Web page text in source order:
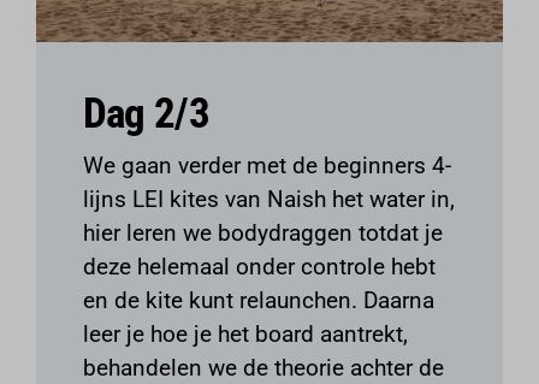
Dag 2/3
We gaan verder met de beginners 4-
lijns LEI kites van Naish het water in,
hier leren we bodydraggen totdat je
deze helemaal onder controle hebt
en de kite kunt relaunchen. Daarna
leer je hoe je het board aantrekt,
behandelen we de theorie achter de